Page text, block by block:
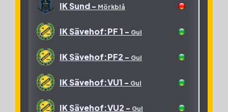
IK Sund - Mörkblå
IK Sävehof:PF 1 - Gul
IK Sävehof:PF2 - Gul
IK Sävehof:VU1 - Gul
IK Sävehof:VU2 - Gul